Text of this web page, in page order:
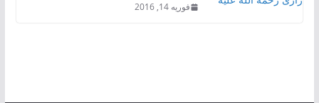
فوریه 14, 2016